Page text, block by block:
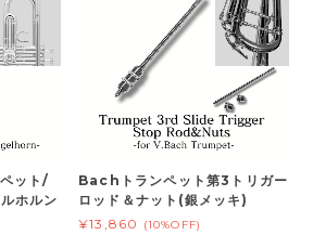
ット/
ホルン
Bachトランペット第3トリガー
ロッド＆ナット(銀メッキ)
¥13,860
(10%OFF)